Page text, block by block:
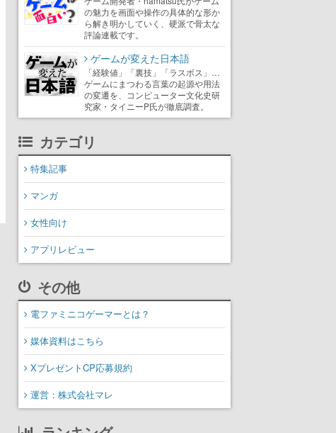
の魅力を画面や操作の具体的な形か
ら解き明かしていく、硬派で骨太な
評論連載です。
ゲームが変えた日本語
「経験値」「裏技」「ラスボス」…
ゲームにまつわる言葉の起源や用法
の変遷を、コンピューター文化史研
究家・タイニーP氏が徹底調査。
カテゴリ
特集記事
マンガ
女性向け
アプリレビュー
その他
電ファミニコゲーマーとは？
媒体資料はこちら
XプレゼントCP応募規約
運営：株式会社マレ